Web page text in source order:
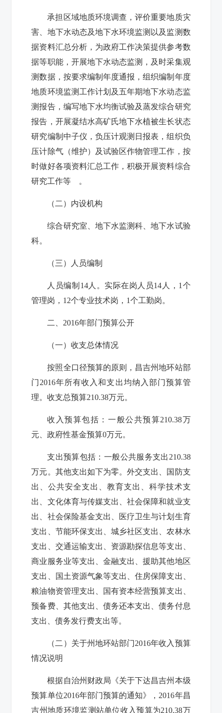
承担区域地质环境调查，评价重要地质灾
害、地下水动态及地下水环境监测以及监测数
据资料汇总分析，为政府工作决策提供参考数
据等职能，开展地下水动态监测，及时采集观
测数据，按要求编制年度通报，组织编制年度
地质环境监测工作计划及五年期地下水动态监
测报告，编写地下水均衡试验及蒸发综合研究
报告，开展凝结水高矿氏地下水植被生长状态
研究编制中子仪，负压计观测日报表，组织负
压计除气（维护）及试验区作物管理工作，按
时做好各项资料汇总工作，积极开展资料综合
研究工作等 。
（二）内设机构
综合研究室、地下水监测科、地下水试验
科。
（三）人员编制
人员编制14人。 实际在岗人员14人，1个
管理岗，12个专业技术岗，1个工勤岗。
二、2016年部门预算公开
（一）收支总体情况
按照全口径预算的原则， 昌吉州地环站部
门2016年所有收入和支出均纳入部门预算管
理。收支总预算210.38万元。
收入预算包括：一般公共预算210.38万
元 、政府性基金预算0万元。
支出预算包括：一般公共服务支出 210.38
万元 。 其他支出如下为零。外交支出、国防支
出、公共安全支出、教育支出、科学技术支
出、文化体育与传媒支出、社会保障和就业支
出、社会保险基金支出、医疗卫生与计划生育
支出、节能环保支出、城乡社区支出、农林水
支出、交通运输支出、资源勘探信息等支出、
商业服务业等支出、金融支出、援助其他地区
支出、国土资源气象等支出、住房保障支出、
粮油物资管理支出、国有资本经营预算支出、
预备费、其他支出、债务还本支出、债务付息
支出、债务发行费支出等。
（二）关于州地环站部门2016年收入预算
情况说明
根据自治州财政局《关于下达昌吉州本级
预算单位2016年部门预算的通知》，2016年昌
吉州地质环境监测站单位收入预算为210.38万